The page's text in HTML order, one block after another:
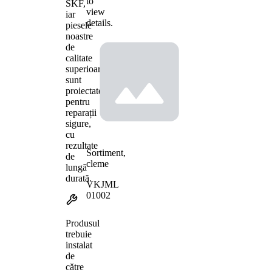
SKF,
iar
piesele
noastre
de
calitate
superioară
sunt
proiectate
pentru
reparații
sigure,
cu
rezultate
de
lungă
durată.
Produsul
trebuie
instalat
de
către
view
details.
Sortiment,
cleme
VKJML
01002